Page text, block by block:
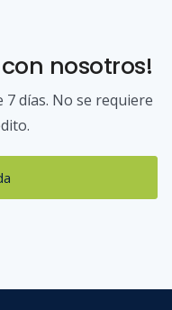
nosotros!
días. No se requiere